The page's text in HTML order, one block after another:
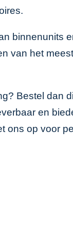
.
binnenunits
van het
Bestel dan
en
ons op voor